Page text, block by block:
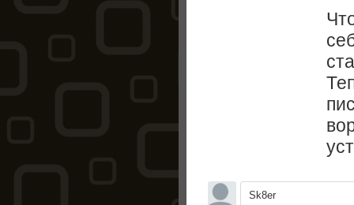
Sk8er